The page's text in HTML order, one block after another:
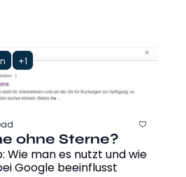
+1
ohne Sterne?
Wie man es nutzt und wie
Google beeinflusst